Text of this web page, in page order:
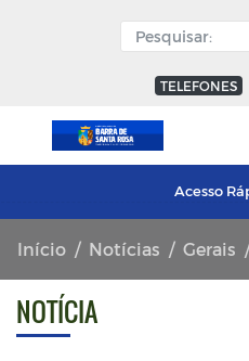
TELEFONES
Acesso
Início Notícias Gerais
NOTÍCIA